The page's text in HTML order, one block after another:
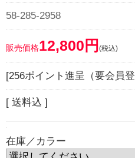
58-285-2958
販売価格12,800円 (税込)
[256ポイント進呈（要会員
[ 送料込 ]
在庫／カラー